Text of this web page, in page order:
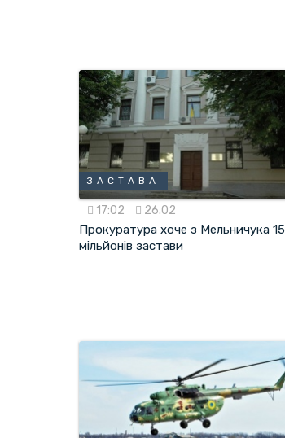
ЗАСТАВА
17:02 26.02
Прокуратура хоче з Мельничука 15
мільйонів застави